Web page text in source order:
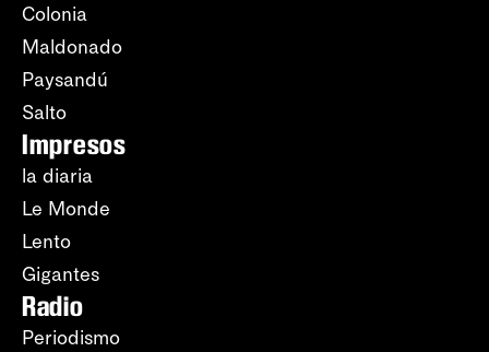
Colonia
Maldonado
Paysandú
Salto
Impresos
la diaria
Le Monde
Lento
Gigantes
Radio
Periodismo